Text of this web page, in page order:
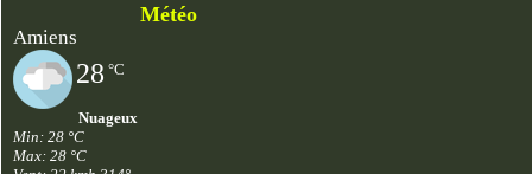
Météo
Amiens
28 °C
Nuageux
Min: 28 °C
Max: 28 °C